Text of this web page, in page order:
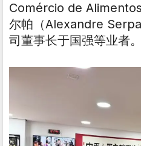
Comércio de
尔帕（Alexandre
司董事长于国强等业者。